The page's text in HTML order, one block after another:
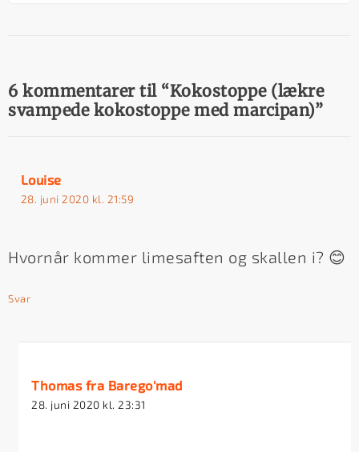
6 kommentarer til “Kokostoppe (lækre
svampede kokostoppe med marcipan)”
Louise
28. juni 2020 kl. 21:59
Hvornår kommer limesaften og skallen i? 😊
Svar
Thomas fra Barego'mad
28. juni 2020 kl. 23:31